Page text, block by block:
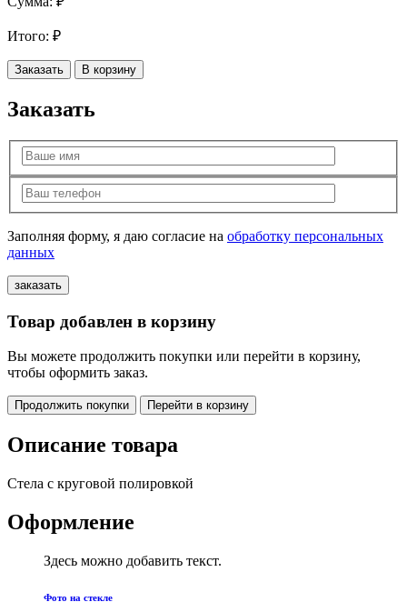
Итого: ₽
Заказать В корзину
Заказать
Заполняя форму, я даю согласие на обработку персональных
данных
Товар добавлен в корзину
Вы можете продолжить покупки или перейти в корзину,
чтобы оформить заказ.
Продолжить покупки Перейти в корзину
Описание товара
Стела с круговой полировкой
Оформление
Здесь можно добавить текст.
Фото на стекле